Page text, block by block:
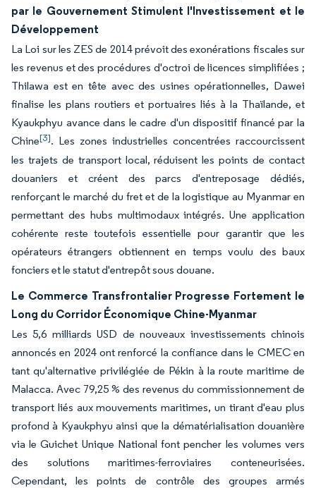
par le Gouvernement Stimulent l'Investissement et le
Développement
La Loi sur les ZES de 2014 prévoit des exonérations fiscales sur
les revenus et des procédures d'octroi de licences simplifiées ;
Thilawa est en tête avec des usines opérationnelles, Dawei
finalise les plans routiers et portuaires liés à la Thaïlande, et
Kyaukphyu avance dans le cadre d'un dispositif financé par la
Chine[3]. Les zones industrielles concentrées raccourcissent
les trajets de transport local, réduisent les points de contact
douaniers et créent des parcs d'entreposage dédiés,
renforçant le marché du fret et de la logistique au Myanmar en
permettant des hubs multimodaux intégrés. Une application
cohérente reste toutefois essentielle pour garantir que les
opérateurs étrangers obtiennent en temps voulu des baux
fonciers et le statut d'entrepôt sous douane.
Le Commerce Transfrontalier Progresse Fortement le
Long du Corridor Économique Chine-Myanmar
Les 5,6 milliards USD de nouveaux investissements chinois
annoncés en 2024 ont renforcé la confiance dans le CMEC en
tant qu'alternative privilégiée de Pékin à la route maritime de
Malacca. Avec 79,25 % des revenus du commissionnement de
transport liés aux mouvements maritimes, un tirant d'eau plus
profond à Kyaukphyu ainsi que la dématérialisation douanière
via le Guichet Unique National font pencher les volumes vers
des solutions maritimes-ferroviaires conteneurisées.
Cependant, les points de contrôle des groupes armés